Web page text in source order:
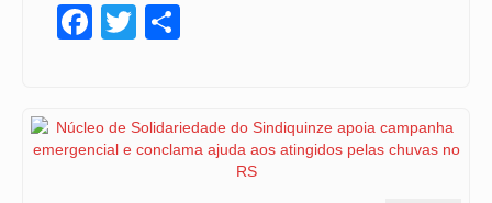
OFICIAIS DE JUSTIÇA
SOLIDARIEDADE
TÉCNICOS JUDICIÁRIOS
Facebook
Twitter